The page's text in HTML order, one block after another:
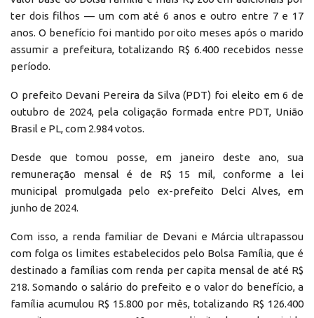
ter dois filhos — um com até 6 anos e outro entre 7 e 17
anos. O benefício foi mantido por oito meses após o marido
assumir a prefeitura, totalizando R$ 6.400 recebidos nesse
período.
O prefeito Devani Pereira da Silva (PDT) foi eleito em 6 de
outubro de 2024, pela coligação formada entre PDT, União
Brasil e PL, com 2.984 votos.
Desde que tomou posse, em janeiro deste ano, sua
remuneração mensal é de R$ 15 mil, conforme a lei
municipal promulgada pelo ex-prefeito Delci Alves, em
junho de 2024.
Com isso, a renda familiar de Devani e Márcia ultrapassou
com folga os limites estabelecidos pelo Bolsa Família, que é
destinado a famílias com renda per capita mensal de até R$
218. Somando o salário do prefeito e o valor do benefício, a
família acumulou R$ 15.800 por mês, totalizando R$ 126.400